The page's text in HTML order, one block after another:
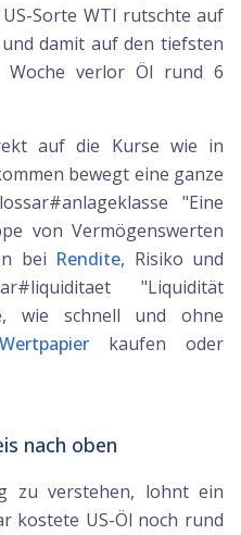
Sorte WTI rutschte auf
damit auf den tiefsten
verlor Öl rund 6
auf die Kurse wie in
bewegt eine ganze
"Eine
von Vermögenswerten
bei Rendite, Risiko und
"Liquidität
wie schnell und ohne
Wertpapierkaufen oder
nach oben
zu verstehen, lohnt ein
kostete US-Öl noch rund